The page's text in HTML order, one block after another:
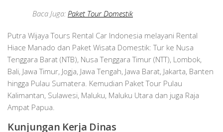
Baca Juga: Paket Tour Domestik
Putra Wijaya Tours Rental Car Indonesia melayani Rental
Hiace Manado dan Paket Wisata Domestik: Tur ke Nusa
Tenggara Barat (NTB), Nusa Tenggara Timur (NTT), Lombok,
Bali, Jawa Timur, Jogja, Jawa Tengah, Jawa Barat, Jakarta, Banten
hingga Pulau Sumatera. Kemudian Paket Tour Pulau
Kalimantan, Sulawesi, Maluku, Maluku Utara dan juga Raja
Ampat Papua.
Kunjungan Kerja Dinas